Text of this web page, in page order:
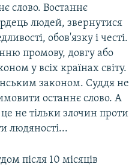
слово. Востаннє
людей, звернутися
обов'язку і честі.
промову, довгу або
у всіх країнах світу.
законом. Суддя не
останнє слово. А
не тільки злочин проти
людяності...
після 10 місяців